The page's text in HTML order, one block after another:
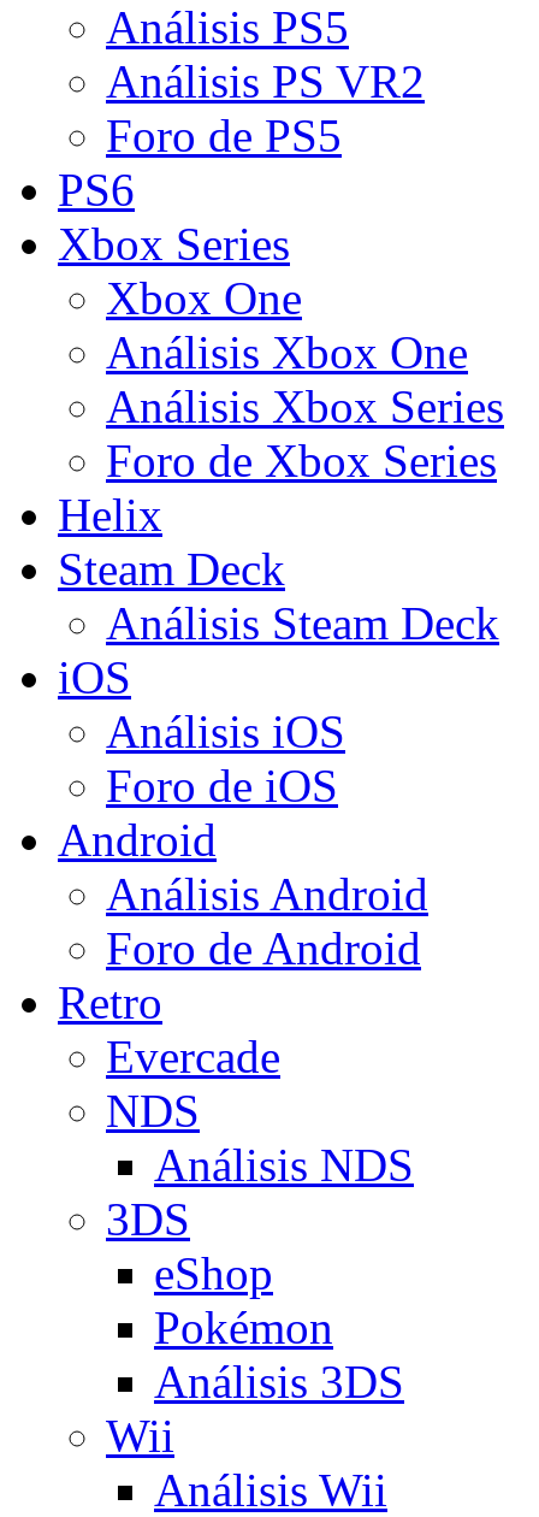
Análisis PS5
Análisis PS VR2
Foro de PS5
PS6
Xbox Series
Xbox One
Análisis Xbox One
Análisis Xbox Series
Foro de Xbox Series
Helix
Steam Deck
Análisis Steam Deck
iOS
Análisis iOS
Foro de iOS
Android
Análisis Android
Foro de Android
Retro
Evercade
NDS
Análisis NDS
3DS
eShop
Pokémon
Análisis 3DS
Wii
Análisis Wii